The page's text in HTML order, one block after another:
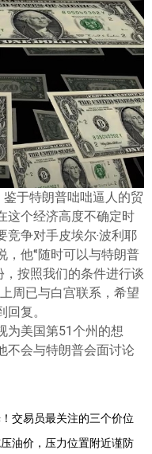
于特朗普咄咄逼人的贸
这个经济高度不确定时
争对手皮埃尔·波利耶
，他“随时可以与特朗普
按照我们的条件进行谈
周已与白宫联系，希望
复。
为美国第51个州的想
不会与特朗普会面讨论
交易员最关注的三个价位
油价，压力位置附近谨防